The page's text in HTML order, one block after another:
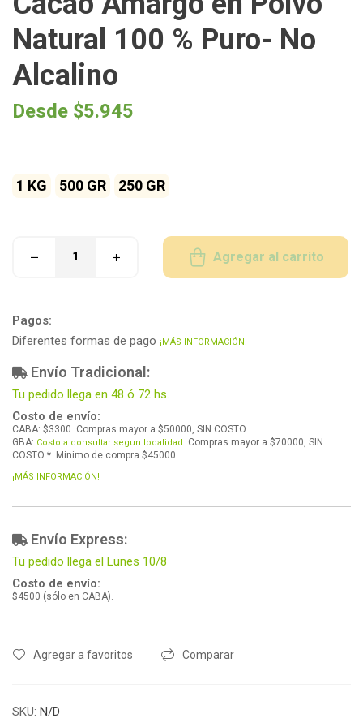
Natural 100 % Puro- No
Alcalino
Desde $5.945
1 KG 500 GR 250 GR
Agregar al carrito
Pagos:
Diferentes formas de pago ¡MÁS INFORMACIÓN!
Envío Tradicional:
Tu pedido llega en 48 ó 72 hs.
Costo de envío:
CABA: $3300. Compras mayor a $50000, SIN COSTO.
GBA: Costo a consultar segun localidad.
Compras mayor a $70000, SIN
COSTO *. Minimo de compra $45000.
¡MÁS INFORMACIÓN!
Envío Express:
Tu pedido llega el Lunes 10/8
Costo de envío:
$4500 (sólo en CABA).
Agregar a favoritos Comparar
SKU: N/D